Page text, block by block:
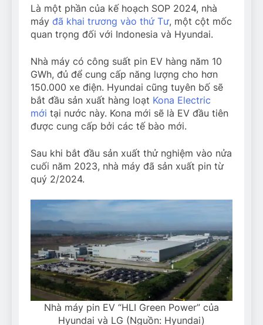
Là một phần của kế hoạch SOP 2024, nhà
máy đã khai trương vào thứ Tư, một cột mốc
quan trọng đối với Indonesia và Hyundai.
Nhà máy có công suất pin EV hàng năm 10
GWh, đủ để cung cấp năng lượng cho hơn
150.000 xe điện. Hyundai cũng tuyên bố sẽ
bắt đầu sản xuất hàng loạt Kona Electric
mới tại nước này. Kona mới sẽ là EV đầu tiên
được cung cấp bởi các tế bào mới.
Sau khi bắt đầu sản xuất thử nghiệm vào nửa
cuối năm 2023, nhà máy đã sản xuất pin từ
quý 2/2024.
Nhà máy pin EV “HLI Green Power” của
Hyundai và LG (Nguồn: Hyundai)